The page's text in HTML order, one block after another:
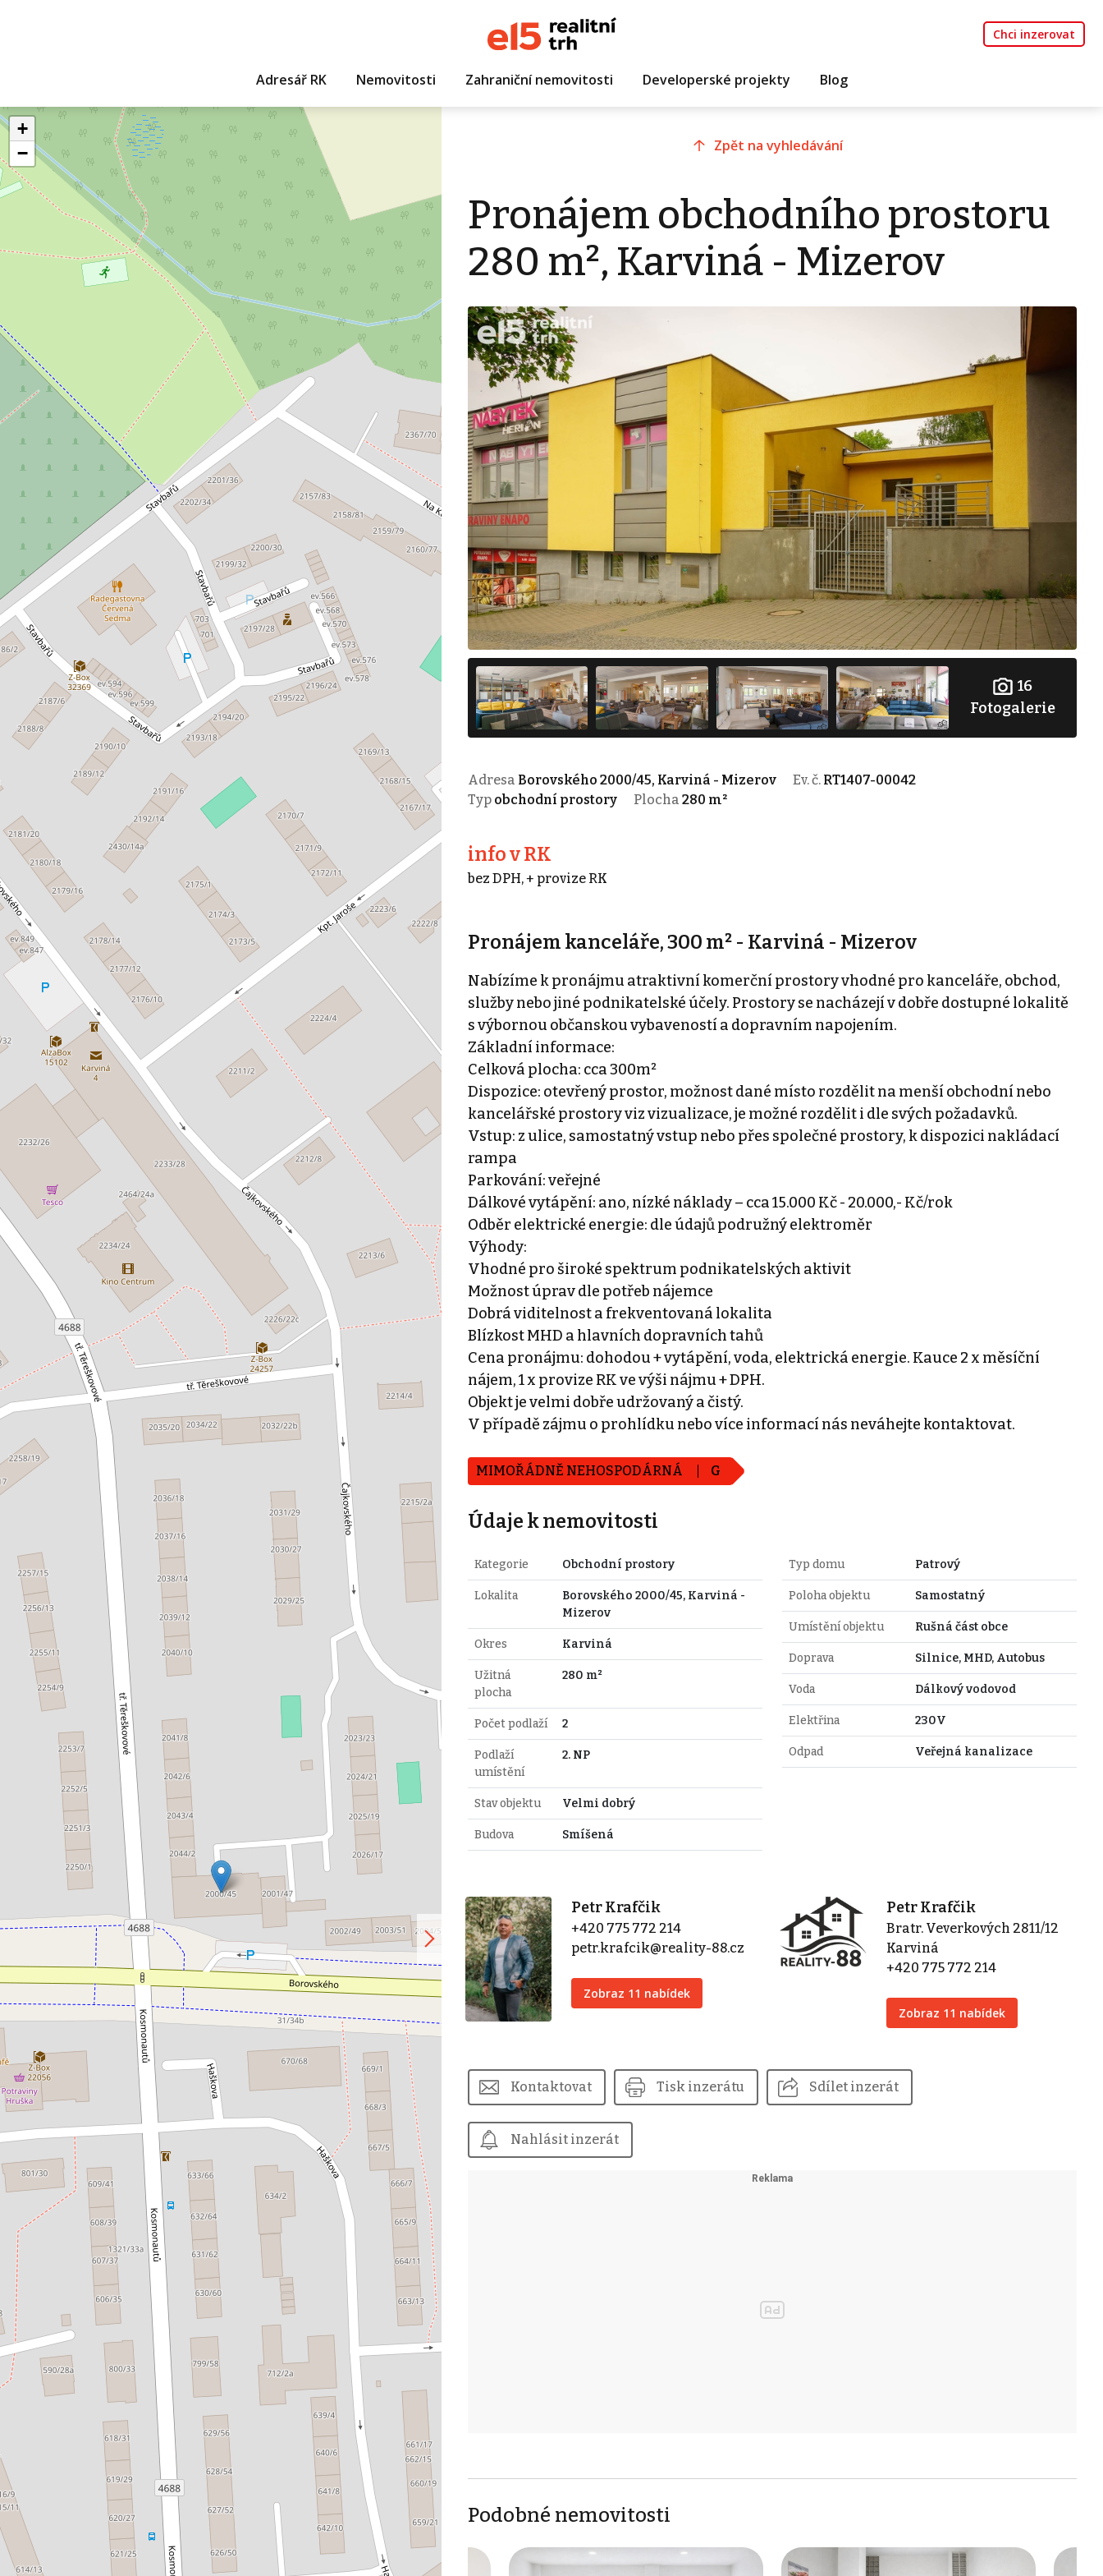
Chci inzerovat
Adresář RK Nemovitosti Zahraniční nemovitosti Developerské projekty Blog
+
−
Zpět na vyhledávání
Pronájem obchodního prostoru
280 m², Karviná - Mizerov
16
Fotogalerie
Adresa Borovského 2000/45, Karviná - Mizerov Ev. č. RT1407-00042
Typ obchodní prostory Plocha 280 m²
info v RK
bez DPH, + provize RK
Pronájem kanceláře, 300 m² - Karviná - Mizerov
Nabízíme k pronájmu atraktivní komerční prostory vhodné pro kanceláře, obchod,
služby nebo jiné podnikatelské účely. Prostory se nacházejí v dobře dostupné lokalitě
s výbornou občanskou vybaveností a dopravním napojením.
Základní informace:
Celková plocha: cca 300m²
Dispozice: otevřený prostor, možnost dané místo rozdělit na menší obchodní nebo
kancelářské prostory viz vizualizace, je možné rozdělit i dle svých požadavků.
Vstup: z ulice, samostatný vstup nebo přes společné prostory, k dispozici nakládací
rampa
Parkování: veřejné
Dálkové vytápění: ano, nízké náklady – cca 15.000 Kč - 20.000,- Kč/rok
Odběr elektrické energie: dle údajů podružný elektroměr
Výhody:
Vhodné pro široké spektrum podnikatelských aktivit
Možnost úprav dle potřeb nájemce
Dobrá viditelnost a frekventovaná lokalita
Blízkost MHD a hlavních dopravních tahů
Cena pronájmu: dohodou + vytápění, voda, elektrická energie. Kauce 2 x měsíční
nájem, 1 x provize RK ve výši nájmu + DPH.
Objekt je velmi dobře udržovaný a čistý.
V případě zájmu o prohlídku nebo více informací nás neváhejte kontaktovat.
MIMOŘÁDNĚ NEHOSPODÁRNÁ G
Údaje k nemovitosti
Kategorie Obchodní prostory
Lokalita
Borovského 2000/45, Karviná -
Mizerov
Okres Karviná
Užitná
plocha
280 m²
Počet podlaží 2
Podlaží
umístění
2. NP
Stav objektu Velmi dobrý
Budova Smíšená
Typ domu Patrový
Poloha objektu Samostatný
Umístění objektu Rušná část obce
Doprava Silnice, MHD, Autobus
Voda Dálkový vodovod
Elektřina 230V
Odpad Veřejná kanalizace
Petr Krafčik
+420 775 772 214
petr.krafcik@reality-88.cz
Zobraz 11 nabídek
Petr Krafčik
Bratr. Veverkových 2811/12
Karviná
+420 775 772 214
Zobraz 11 nabídek
Kontaktovat Tisk inzerátu Sdílet inzerát
Nahlásit inzerát
Podobné nemovitosti